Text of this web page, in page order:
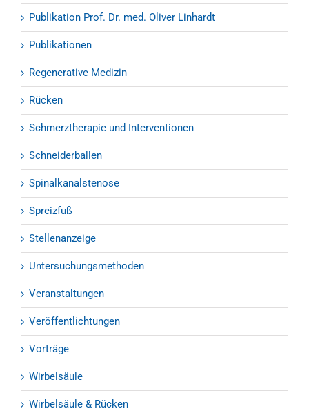
Publikation Prof. Dr. med. Oliver Linhardt
Publikationen
Regenerative Medizin
Rücken
Schmerztherapie und Interventionen
Schneiderballen
Spinalkanalstenose
Spreizfuß
Stellenanzeige
Untersuchungsmethoden
Veranstaltungen
Veröffentlichtungen
Vorträge
Wirbelsäule
Wirbelsäule & Rücken